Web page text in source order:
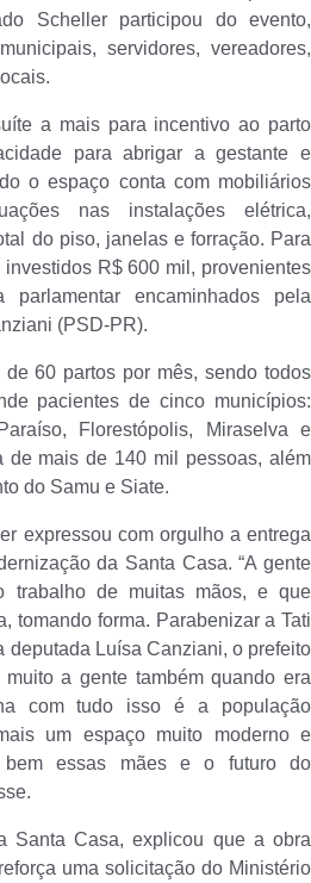
Scheller participou do evento,
servidores, vereadores,
a mais para incentivo ao parto
para abrigar a gestante e
o espaço conta com mobiliários
nas instalações elétrica,
do piso, janelas e forração. Para
R$ 600 mil, provenientes
encaminhados pela
(PSD-PR).
60 partos por mês, sendo todos
pacientes de cinco municípios:
Florestópolis, Miraselva e
de mais de 140 mil pessoas, além
do Samu e Siate.
expressou com orgulho a entrega
da Santa Casa. “A gente
trabalho de muitas mãos, e que
tomando forma. Parabenizar a Tati
deputada Luísa Canziani, o prefeito
a gente também quando era
com tudo isso é a população
um espaço muito moderno e
bem essas mães e o futuro do
Santa Casa, explicou que a obra
uma solicitação do Ministério